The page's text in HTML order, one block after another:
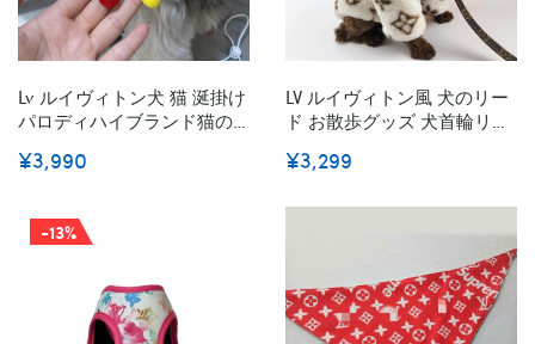
Lv ルイヴィトン犬 猫 涎掛け
パロディハイブランド猫の
の 唾液タオル パロディかわ
ナ
¥3,990
LV ルイヴィトン風 犬のリー
ド お散歩グッズ 犬首輪リー
首輪 ペット牽引縄 牽引ロー
¥3,299
-13%